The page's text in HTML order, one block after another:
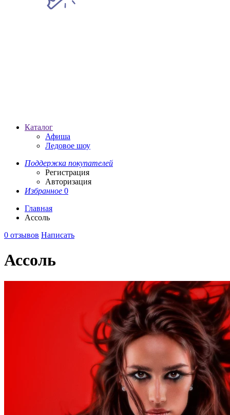
Каталог
Афиша
Ледовое шоу
Поддержка покупателей
Регистрация
Авторизация
Избранное 0
Главная
Ассоль
0 отзывов Написать
Ассоль